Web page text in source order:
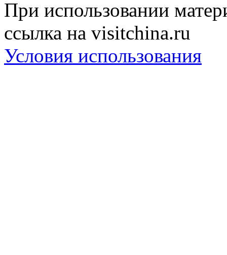
При использовании
ссылка на visitchina.ru
Условия использования